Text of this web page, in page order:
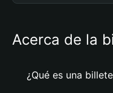
Acerca de la
¿Qué es una